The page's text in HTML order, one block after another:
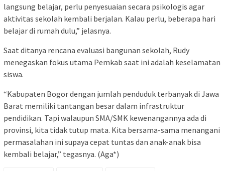
langsung belajar, perlu penyesuaian secara psikologis agar
aktivitas sekolah kembali berjalan. Kalau perlu, beberapa hari
belajar di rumah dulu,” jelasnya.
Saat ditanya rencana evaluasi bangunan sekolah, Rudy
menegaskan fokus utama Pemkab saat ini adalah keselamatan
siswa.
“Kabupaten Bogor dengan jumlah penduduk terbanyak di Jawa
Barat memiliki tantangan besar dalam infrastruktur
pendidikan. Tapi walaupun SMA/SMK kewenangannya ada di
provinsi, kita tidak tutup mata. Kita bersama-sama menangani
permasalahan ini supaya cepat tuntas dan anak-anak bisa
kembali belajar,” tegasnya. (Aga*)